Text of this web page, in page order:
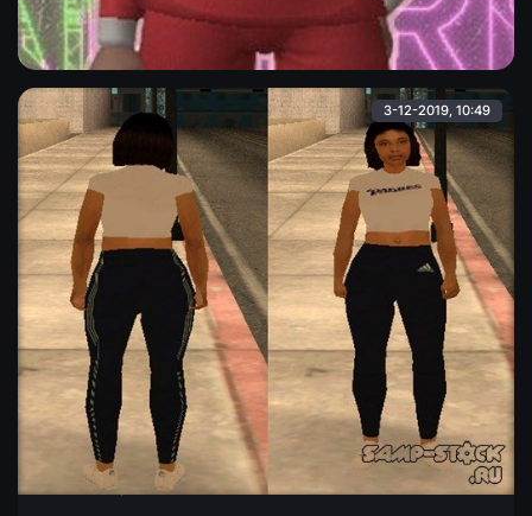
Admin
3-12-2019, 10:49
Hfyri в белой майке
Hfyri в белой майке с открытым животом, легинсах "Adidas"
и в белых кроссах.